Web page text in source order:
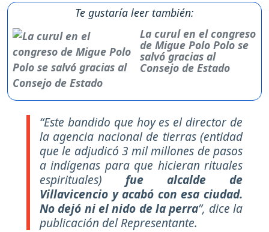
Te gustaría leer también:
La curul en el congreso
de Migue Polo Polo se
salvó gracias al
Consejo de Estado
“Este bandido que hoy es el director de
la agencia nacional de tierras (entidad
que le adjudicó 3 mil millones de pasos
a indígenas para que hicieran rituales
espirituales) fue alcalde de
Villavicencio y acabó con esa ciudad.
No dejó ni el nido de la perra”, dice la
publicación del Representante.